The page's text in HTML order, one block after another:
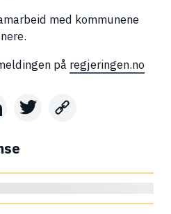
med kommunene
på regjeringen.no